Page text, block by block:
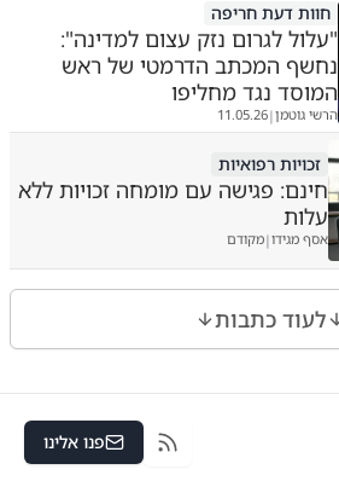
חוות דעת חריפה
"עלול לגרום נזק עצום למדינה":
נחשף המכתב הדרמטי של ראש
המוסד נגד מחליפו
הרשי גוטמן|
11.05.26
זכויות רפואיות
חינם: פגישה עם מומחה זכויות ללא
עלות
אסף מגידו|מקודם
לעוד כתבות
RSS פנו אלינו